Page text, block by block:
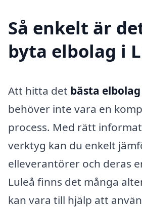
Så enkelt är
byta elbolag i
Att hitta det bästa
behöver inte vara en
process. Med rätt
verktyg kan du enkelt
elleverantörer och deras
Luleå finns det många
kan vara till hjälp att